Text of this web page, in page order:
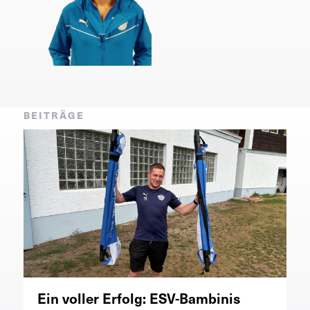
BEITRÄGE
Ein voller Erfolg: ESV-Bambinis